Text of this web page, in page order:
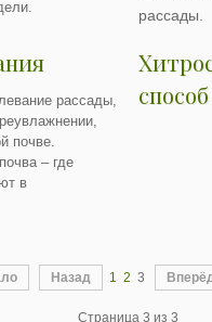
рассады.
рассады,
почве.
– где
в
Назад 1 2 3
Страница 3 из 3